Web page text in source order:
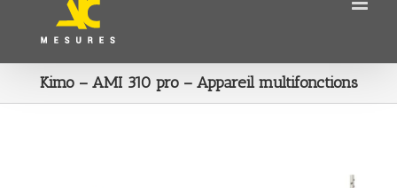
Kimo – AMI 310 pro – Appareil multifonctions